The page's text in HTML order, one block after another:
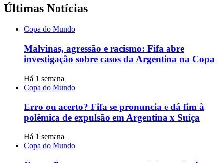
Últimas Notícias
Copa do Mundo
Malvinas, agressão e racismo: Fifa abre
investigação sobre casos da Argentina na Copa
Há 1 semana
Copa do Mundo
Erro ou acerto? Fifa se pronuncia e dá fim à
polêmica de expulsão em Argentina x Suíça
Há 1 semana
Copa do Mundo